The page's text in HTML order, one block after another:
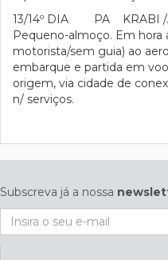
13/14º DIA PA KRABI /…
Pequeno-almoço. Em hora
motorista/sem guia) ao
embarque e partida em
origem, via cidade de
n/ serviços.
Subscreva já a nossa